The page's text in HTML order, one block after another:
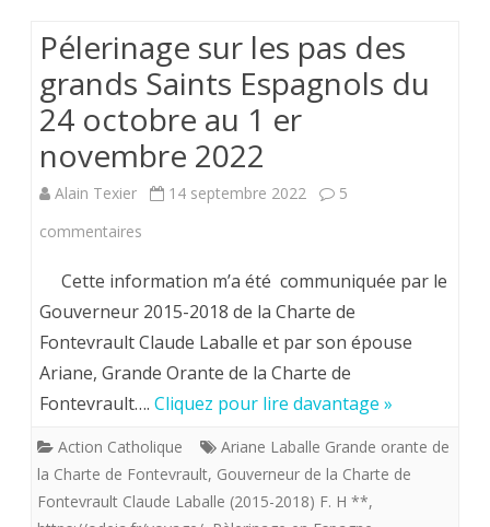
Pélerinage sur les pas des
grands Saints Espagnols du
24 octobre au 1 er
novembre 2022
Alain Texier 14 septembre 2022
5
commentaires
sur
les
pas
grands
Saints
Cette information m’a été communiquée par le
Gouverneur 2015-2018 de la Charte de
Fontevrault Claude Laballe et par son épouse
Ariane, Grande Orante de la Charte de
Fontevrault…. Cliquez pour lire davantage »
Action Catholique
Ariane Laballe Grande orante de
la Charte de Fontevrault, Gouverneur de la Charte de
Fontevrault Claude Laballe (2015-2018) F. H **,